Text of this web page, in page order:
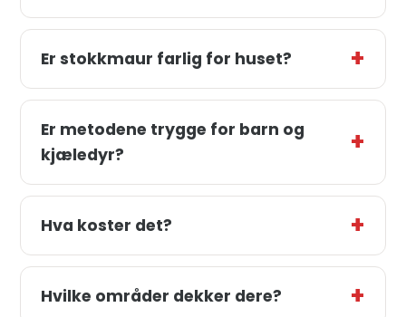
Er stokkmaur farlig for huset?
Er metodene trygge for barn og
kjæledyr?
Hva koster det?
Hvilke områder dekker dere?